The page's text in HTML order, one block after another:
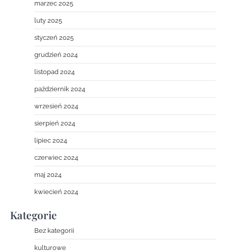
marzec 2025
luty 2025
styczeń 2025
grudzień 2024
listopad 2024
październik 2024
wrzesień 2024
sierpień 2024
lipiec 2024
czerwiec 2024
maj 2024
kwiecień 2024
Kategorie
Bez kategorii
kulturowe